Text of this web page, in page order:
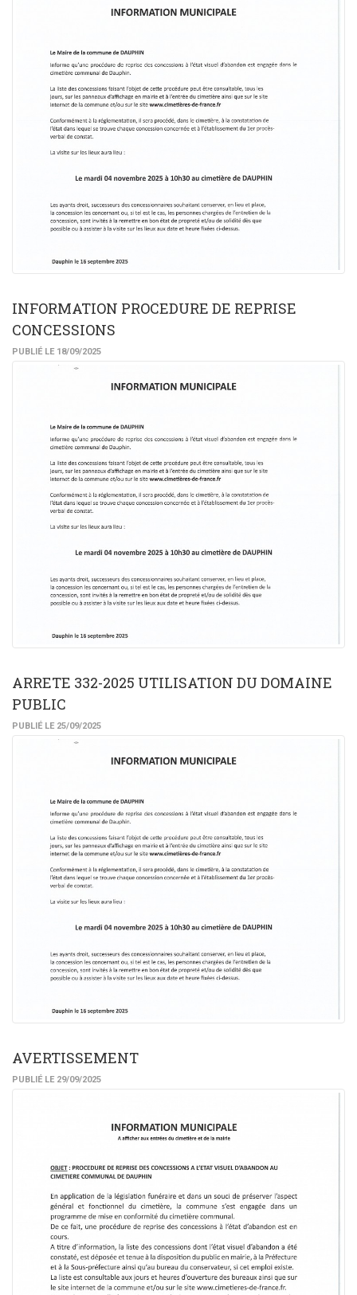
INFORMATION PROCEDURE DE REPRISE
CONCESSIONS
PUBLIÉ LE 18/09/2025
ARRETE 332-2025 UTILISATION DU DOMAINE
PUBLIC
PUBLIÉ LE 25/09/2025
AVERTISSEMENT
PUBLIÉ LE 29/09/2025